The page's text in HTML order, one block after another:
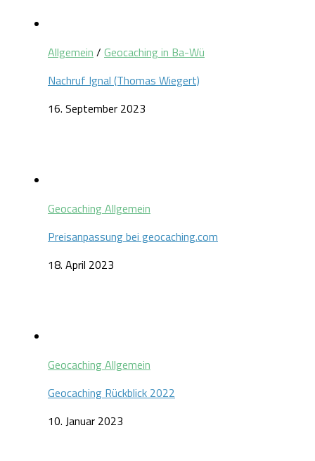
Allgemein / Geocaching in Ba-Wü
Nachruf Ignal (Thomas Wiegert)
16. September 2023
Geocaching Allgemein
Preisanpassung bei geocaching.com
18. April 2023
Geocaching Allgemein
Geocaching Rückblick 2022
10. Januar 2023